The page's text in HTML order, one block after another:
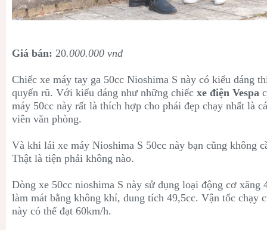
Giá bán: 20.000.000 vnđ
Chiếc xe máy tay ga 50cc Nioshima S này có kiểu dáng
quyến rũ. Với kiểu dáng như những chiếc xe điện Vespa
máy 50cc này rất là thích hợp cho phái đẹp chạy nhất là
viên văn phòng.
Và khi lái xe máy Nioshima S 50cc này bạn cũng không
Thật là tiện phải không nào.
Dòng xe 50cc nioshima S này sử dụng loại động cơ
làm mát bằng không khí, dung tích 49,5cc. Vận tốc chạy
này có thể đạt 60km/h.